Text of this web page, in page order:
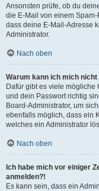
Ansonsten prüfe, ob du
die E-Mail von einem
dass deine E-Mail-Adresse
Administrator.
Nach oben
Warum kann ich mich nicht
Dafür gibt es viele mögliche
und dein Passwort richtig
Board-Administrator, um
ebenfalls möglich, dass ein
welches ein Administrator
Nach oben
Ich habe mich vor einiger
anmelden?!
Es kann sein, dass ein